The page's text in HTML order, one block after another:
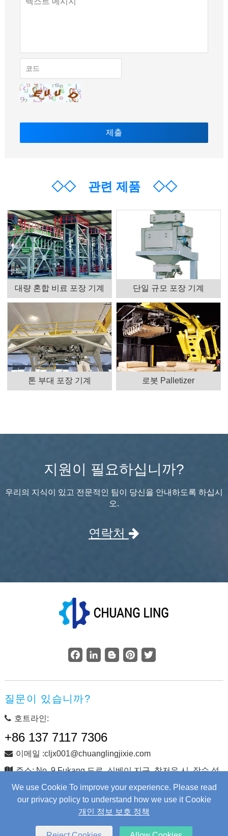
We use Cookie To improve your experience. Please read
our privacy policy to understand how we use it Cookie
개인 정보 보호 정책
◇◇관련 제품 ◇◇
대량 혼합 비료 포장 기계 단일 규모 포장 기계
톤 부대 포장 기계 로봇 Palletizer
지원이 필요하십니까?
우리의 지식이 있고 전문적인 팀이 당신을 안내하도록 하십시
오.
연락처
Facebook
LinkedInBloggerPinterestTwitter
질문이 있습니까?
호트라인:
+86 137 7117 7306
이메일 :cljx001@chuanglingjixie.com
주소: No. 9 Fukang 도로, 신베이 지구, 창저우 시, 장수 성,
중국
유.
Web Developmentby Wangke